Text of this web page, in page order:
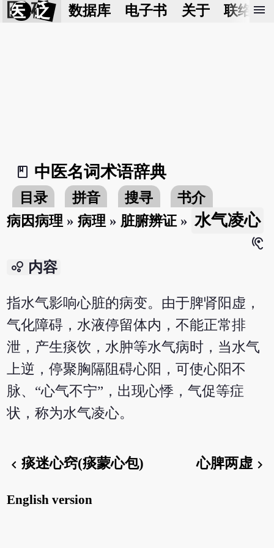
医 砭 数据库 电子书 关于 联络我
menu
book_2
中医名词术语辞典
目录 拼音 搜寻
书介
病因病理 »病理 » 脏腑辨证 » 水气凌心
hearing
bubble_chart 内容
指水气影响心脏的病变。由于脾肾阳虚，
气化障碍，水液停留体内，不能正常排
泄，产生痰饮，水肿等水气病时，当水气
上逆，停聚胸隔阻碍心阳，可使心阳不
脉、“心气不宁”，出现心悸，气促等症
状，称为水气凌心。
chevron_left痰迷心窍(痰蒙心包) 心脾两虚chevron_right
English version